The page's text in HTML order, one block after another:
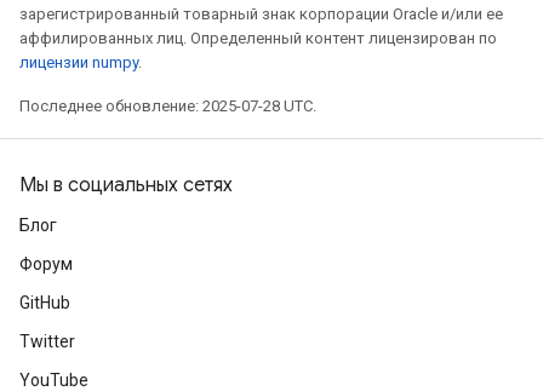
зарегистрированный товарный знак корпорации Oracle и/или ее
аффилированных лиц. Определенный контент лицензирован по
лицензии numpy.
Последнее обновление: 2025-07-28 UTC.
Мы в социальных сетях
Блог
Форум
GitHub
Twitter
YouTube